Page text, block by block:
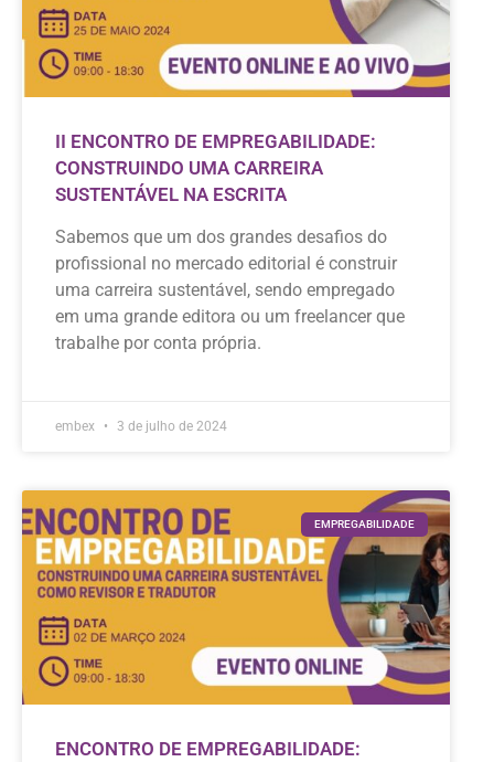
II ENCONTRO DE EMPREGABILIDADE:
CONSTRUINDO UMA CARREIRA
SUSTENTÁVEL NA ESCRITA
Sabemos que um dos grandes desafios do
profissional no mercado editorial é construir
uma carreira sustentável, sendo empregado
em uma grande editora ou um freelancer que
trabalhe por conta própria.
embex 3 de julho de 2024
EMPREGABILIDADE
ENCONTRO DE EMPREGABILIDADE: